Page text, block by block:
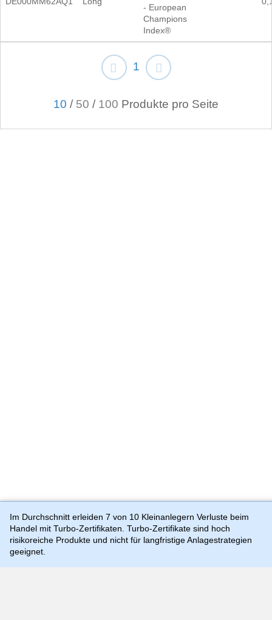
- European
Champions
Index®
1
10 / 50 / 100 Produkte pro Seite
Preis-, Kurs- und Kennzahlenangaben können zeitverzögert
sein und sind rein indikativ, weshalb sie von aktuellen und
handelbaren Kursen und Preisen substantiell abweichen
können. Quellen: Morgan Stanley Europe SE (als Market
Im Durchschnitt erleiden 7 von 10 Kleinanlegern Verluste beim
Handel mit Turbo-Zertifikaten. Turbo-Zertifikate sind hoch
risikoreiche Produkte und nicht für langfristige Anlagestrategien
geeignet.